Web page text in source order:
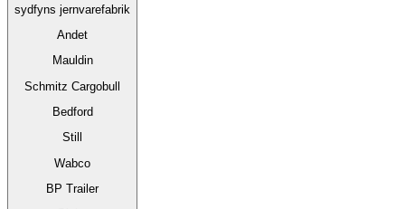
sydfyns jernvarefabrik
Andet
Mauldin
Schmitz Cargobull
Bedford
Still
Wabco
BP Trailer